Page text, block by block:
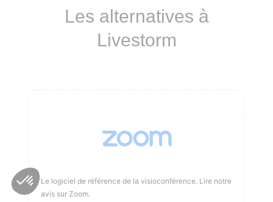
Les alternatives à
Livestorm
Le logiciel de référence de la visioconférence. Lire notre
avis sur Zoom.